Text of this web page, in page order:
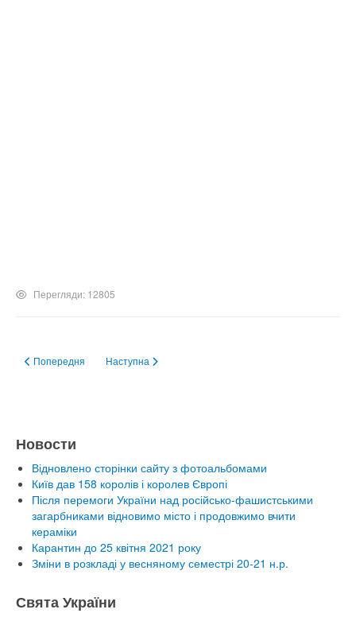
Перегляди: 12805
Попередня стаття: Изготовление чайников в группе Керамика и
Попередня Наступна стаття: Первое занятие группы Керамика и
Наступна
Новости
Відновлено сторінки сайту з фотоальбомами
Київ дав 158 королів і королев Європі
Після перемоги України над російсько-фашистськими
загарбниками відновимо місто і продовжимо вчити
кераміки
Карантин до 25 квітня 2021 року
Зміни в розкладі у весняному семестрі 20-21 н.р.
Свята України